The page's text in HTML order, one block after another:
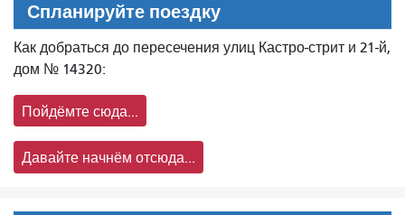
Спланируйте поездку
Как добраться до пересечения улиц Кастро-стрит и 21-й,
дом № 14320:
Пойдёмте сюда...
Давайте начнём отсюда...